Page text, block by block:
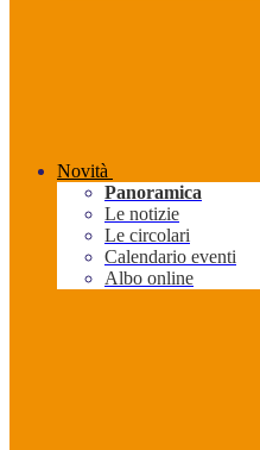
Novità
Panoramica
Le notizie
Le circolari
Calendario eventi
Albo online